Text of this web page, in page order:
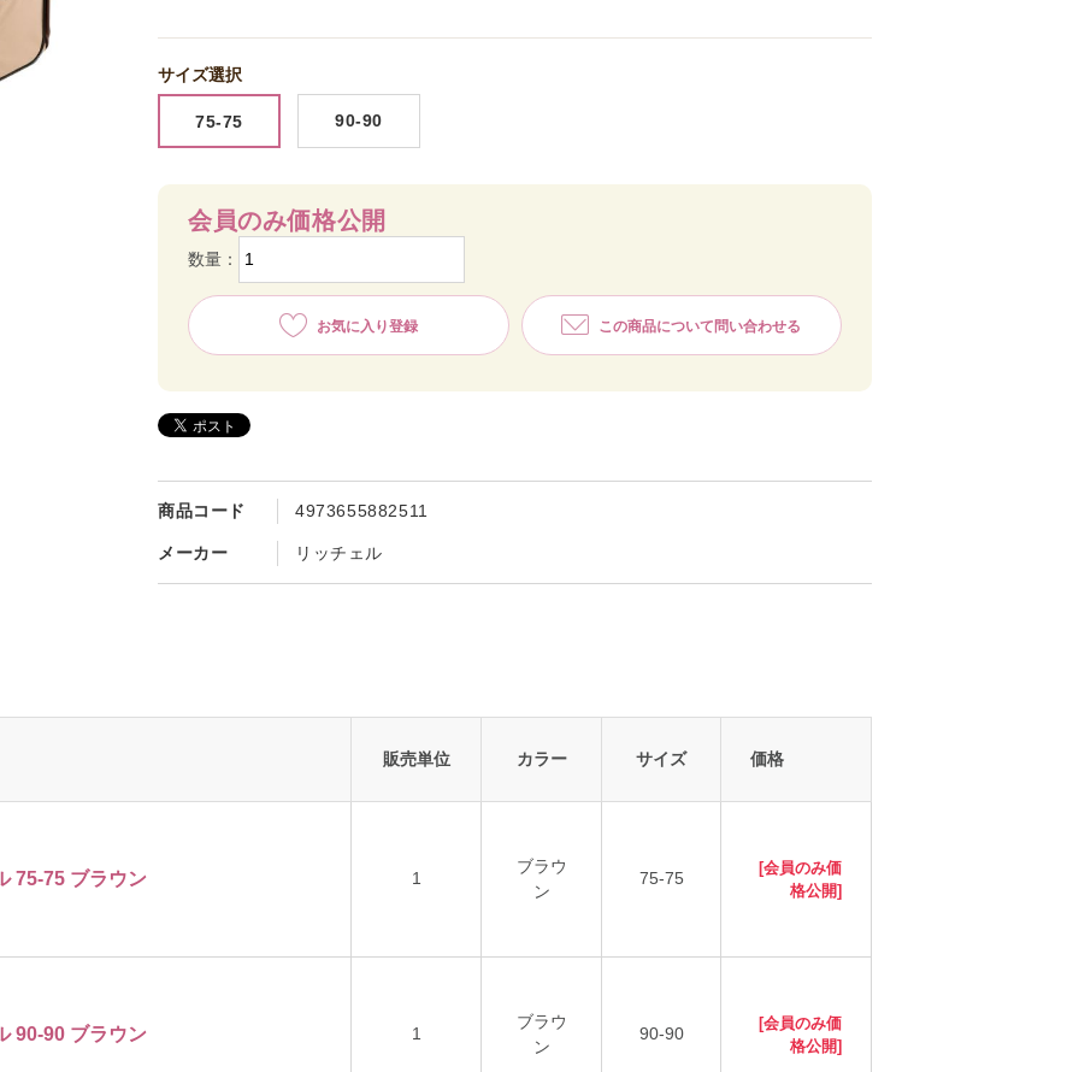
商品コード 4973655882511
メーカー リッチェル
サイズ選択
75-75 90-90
会員のみ価格公開
数量：
お気に入り登録 この商品について問い合わせる
販売単位 カラー サイズ 価格
75-75 ブラウン 1
ブラウ
ン
75-75
[会員のみ価
格公開]
90-90 ブラウン 1
ブラウ
ン
90-90
[会員のみ価
格公開]